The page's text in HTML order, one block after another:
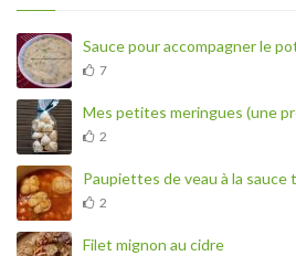
Sauce pour accompagner le
7
Mes petites meringues (une
2
Paupiettes de veau à la sauce
2
Filet mignon au cidre